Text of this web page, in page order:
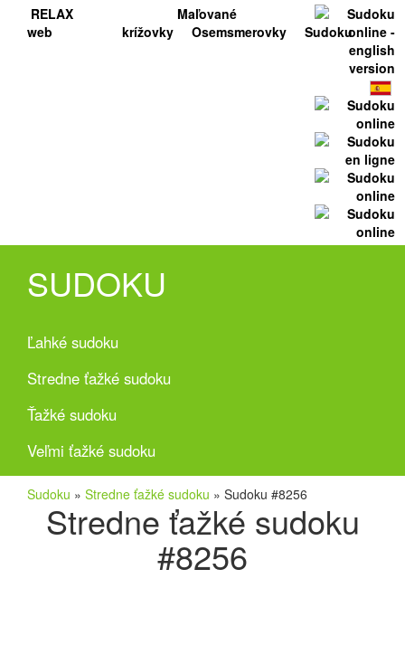
RELAX
web
Maľované
krížovky
Osemsmerovky Sudoku
SUDOKU
Ľahké sudoku
Stredne ťažké sudoku
Ťažké sudoku
Veľmi ťažké sudoku
Sudoku » Stredne ťažké sudoku » Sudoku #8256
Stredne ťažké sudoku
#8256